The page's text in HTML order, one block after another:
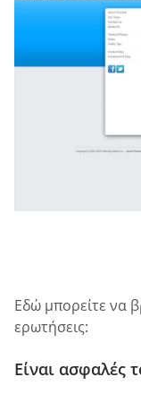
Εδώ μπορείτε να
ερωτήσεις:
Είναι ασφαλές